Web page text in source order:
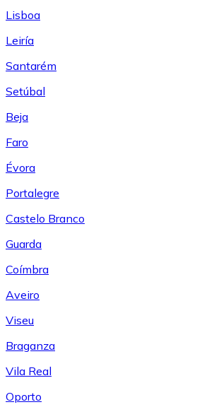
Lisboa
Leiría
Santarém
Setúbal
Beja
Faro
Évora
Portalegre
Castelo Branco
Guarda
Coímbra
Aveiro
Viseu
Braganza
Vila Real
Oporto